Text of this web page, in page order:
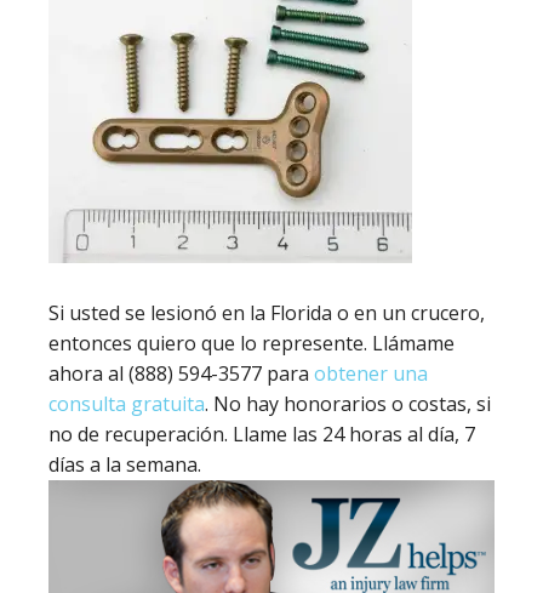
Si usted se lesionó en la Florida o en un crucero,
entonces quiero que lo represente. Llámame
ahora al (888) 594-3577 para obtener una
consulta gratuita. No hay honorarios o costas, si
no de recuperación. Llame las 24 horas al día, 7
días a la semana.